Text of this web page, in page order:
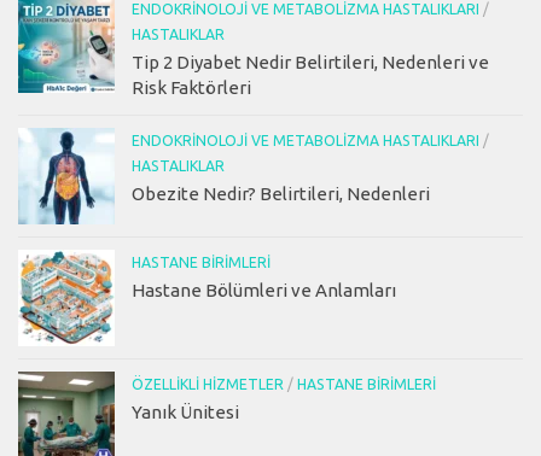
ENDOKRINOLOJI VE METABOLIZMA HASTALIKLARI
/
HASTALIKLAR
Tip 2 Diyabet Nedir Belirtileri, Nedenleri ve
Risk Faktörleri
ENDOKRINOLOJI VE METABOLIZMA HASTALIKLARI
/
HASTALIKLAR
Obezite Nedir? Belirtileri, Nedenleri
HASTANE BIRIMLERI
Hastane Bölümleri ve Anlamları
ÖZELLIKLI HIZMETLER / HASTANE BIRIMLERI
Yanık Ünitesi